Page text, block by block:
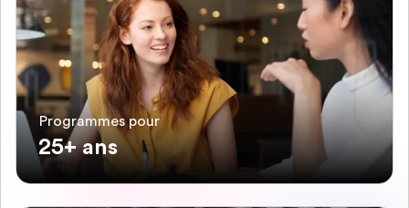
Programmes pour
25+ ans